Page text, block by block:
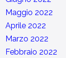
Maggio 2022
Aprile 2022
Marzo 2022
Febbraio 2022